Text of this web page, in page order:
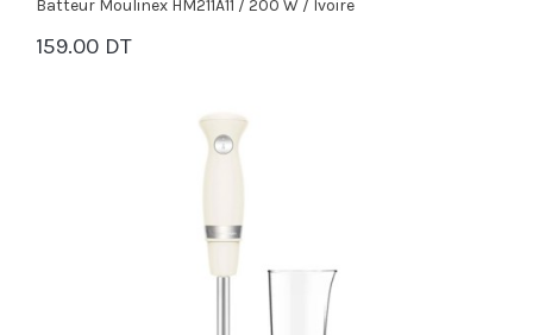
Batteur Moulinex HM211A11 / 200 W / Ivoire
159.00 DT
PANIER